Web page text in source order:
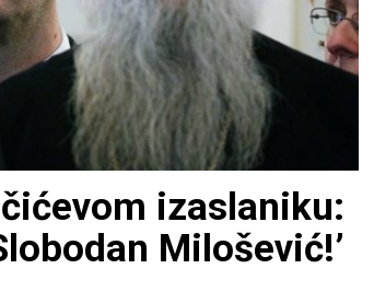
izaslaniku:
Milošević!’